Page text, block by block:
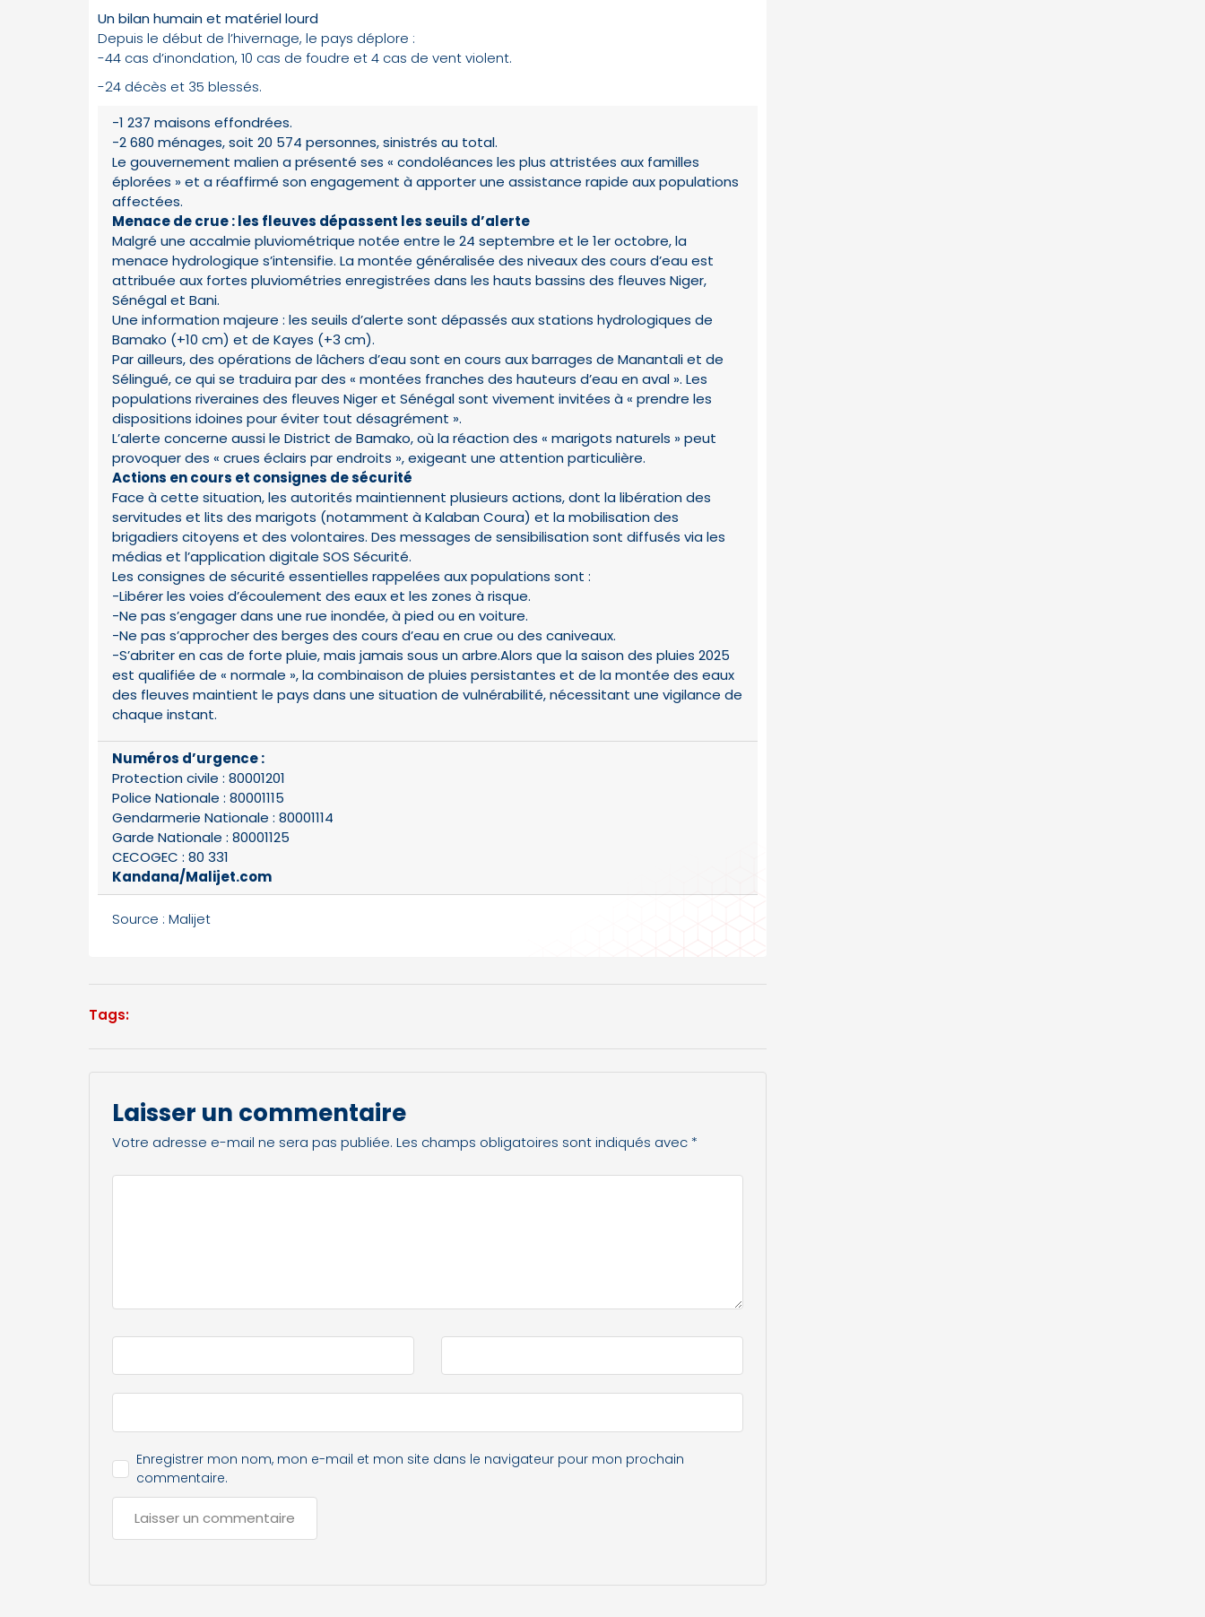
Un bilan humain et matériel lourd
Depuis le début de l’hivernage, le pays déplore :
-44 cas d’inondation, 10 cas de foudre et 4 cas de vent violent.
-24 décès et 35 blessés.
-1 237 maisons effondrées.
-2 680 ménages, soit 20 574 personnes, sinistrés au total.
Le gouvernement malien a présenté ses « condoléances les plus attristées aux familles
éplorées » et a réaffirmé son engagement à apporter une assistance rapide aux populations
affectées.
Menace de crue : les fleuves dépassent les seuils d’alerte
Malgré une accalmie pluviométrique notée entre le 24 septembre et le 1er octobre, la
menace hydrologique s’intensifie. La montée généralisée des niveaux des cours d’eau est
attribuée aux fortes pluviométries enregistrées dans les hauts bassins des fleuves Niger,
Sénégal et Bani.
Une information majeure : les seuils d’alerte sont dépassés aux stations hydrologiques de
Bamako (+10 cm) et de Kayes (+3 cm).
Par ailleurs, des opérations de lâchers d’eau sont en cours aux barrages de Manantali et de
Sélingué, ce qui se traduira par des « montées franches des hauteurs d’eau en aval ». Les
populations riveraines des fleuves Niger et Sénégal sont vivement invitées à « prendre les
dispositions idoines pour éviter tout désagrément ».
L’alerte concerne aussi le District de Bamako, où la réaction des « marigots naturels » peut
provoquer des « crues éclairs par endroits », exigeant une attention particulière.
Actions en cours et consignes de sécurité
Face à cette situation, les autorités maintiennent plusieurs actions, dont la libération des
servitudes et lits des marigots (notamment à Kalaban Coura) et la mobilisation des
brigadiers citoyens et des volontaires. Des messages de sensibilisation sont diffusés via les
médias et l’application digitale SOS Sécurité.
Les consignes de sécurité essentielles rappelées aux populations sont :
-Libérer les voies d’écoulement des eaux et les zones à risque.
-Ne pas s’engager dans une rue inondée, à pied ou en voiture.
-Ne pas s’approcher des berges des cours d’eau en crue ou des caniveaux.
-S’abriter en cas de forte pluie, mais jamais sous un arbre.Alors que la saison des pluies 2025
est qualifiée de « normale », la combinaison de pluies persistantes et de la montée des eaux
des fleuves maintient le pays dans une situation de vulnérabilité, nécessitant une vigilance de
chaque instant.
Numéros d’urgence :
Protection civile : 80001201
Police Nationale : 80001115
Gendarmerie Nationale : 80001114
Garde Nationale : 80001125
CECOGEC : 80 331
Kandana/Malijet.com
Source : Malijet
Tags:
Laisser un commentaire
Votre adresse e-mail ne sera pas publiée. Les champs obligatoires sont indiqués avec *
Enregistrer mon nom, mon e-mail et mon site dans le navigateur pour mon prochain
commentaire.